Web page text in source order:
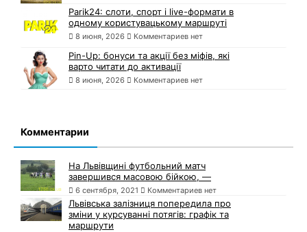
Parik24: слоти, спорт і live-формати в
одному користувацькому маршруті
8 июня, 2026 Комментариев нет
Pin-Up: бонуси та акції без міфів, які
варто читати до активації
8 июня, 2026 Комментариев нет
Комментарии
На Львівщині футбольний матч
завершився масовою бійкою, —
6 сентября, 2021 Комментариев нет
Львівська залізниця попередила про
зміни у курсуванні потягів: графік та
маршрути